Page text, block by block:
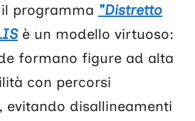
programma "Distretto
è un modello virtuoso:
formano figure ad alta
con percorsi
evitando disallineamenti